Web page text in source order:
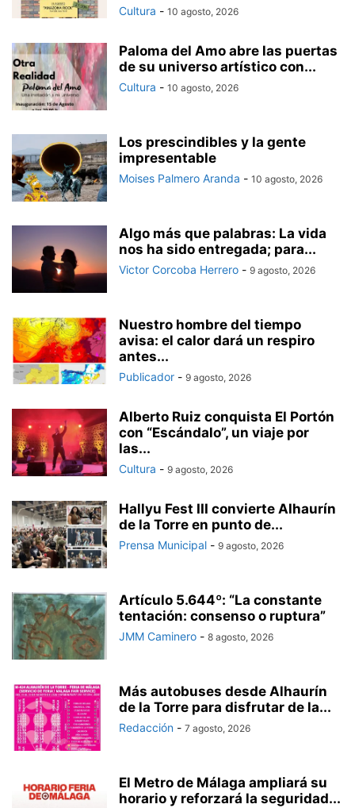
Cultura - 10 agosto, 2026
Paloma del Amo abre las puertas
de su universo artístico con...
Cultura - 10 agosto, 2026
Los prescindibles y la gente
impresentable
Moises Palmero Aranda - 10 agosto, 2026
Algo más que palabras: La vida
nos ha sido entregada; para...
Victor Corcoba Herrero - 9 agosto, 2026
Nuestro hombre del tiempo
avisa: el calor dará un respiro
antes...
Publicador - 9 agosto, 2026
Alberto Ruiz conquista El Portón
con “Escándalo”, un viaje por
las...
Cultura - 9 agosto, 2026
Hallyu Fest III convierte Alhaurín
de la Torre en punto de...
Prensa Municipal - 9 agosto, 2026
Artículo 5.644º: “La constante
tentación: consenso o ruptura”
JMM Caminero - 8 agosto, 2026
Más autobuses desde Alhaurín
de la Torre para disfrutar de la...
Redacción - 7 agosto, 2026
El Metro de Málaga ampliará su
horario y reforzará la seguridad...